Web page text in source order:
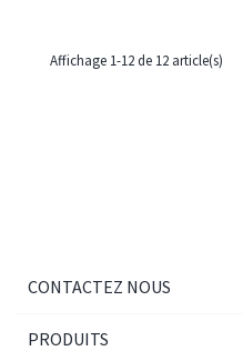
Affichage 1-12 de 12 article(s)
CONTACTEZ NOUS
PRODUITS